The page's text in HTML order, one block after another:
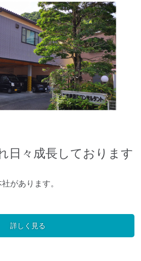
日々成長しております
があります。
詳しく見る